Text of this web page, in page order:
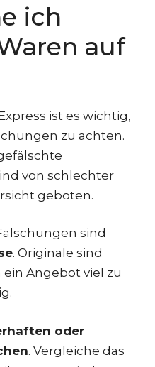
ich
auf
ist es wichtig,
zu achten.
von schlechter
geboten.
sind
. Originale sind
Angebot viel zu
oder
. Vergleiche das